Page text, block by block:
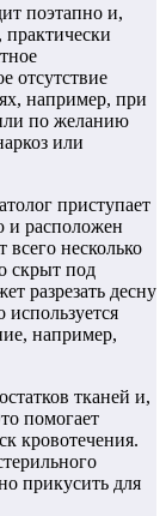
поэтапно и,
практически
отсутствие
например, при
по желанию
или
приступает
и расположен
несколько
скрыт под
разрезать десну
используется
например,
тканей и,
помогает
кровотечения.
прикусить для